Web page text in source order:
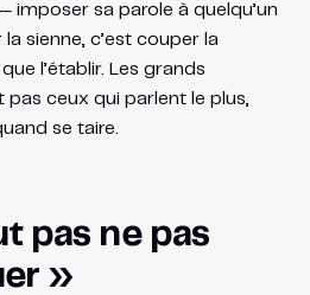
imposer sa parole à quelqu’un
sienne, c’est couper la
l’établir. Les grands
ceux qui parlent le plus,
se taire.
pas ne pas
»